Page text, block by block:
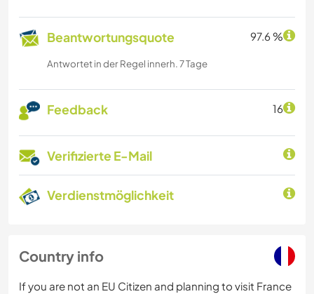
Beantwortungsquote 97.6 %
Antwortet in der Regel innerh. 7 Tage
Feedback 16
Verifizierte E-Mail
Verdienstmöglichkeit
Country info
If you are not an EU Citizen and planning to visit France